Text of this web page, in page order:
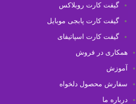
گیفت کارت روبلاکس
گیفت کارت پابجی موبایل
گیفت کارت اسپاتیفای
همکاری در فروش
آموزش
سفارش محصول دلخواه
درباره ما